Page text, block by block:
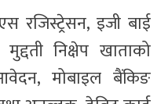
इजी बाई
निक्षेप खाताको
मोबाइल बैंकिङ